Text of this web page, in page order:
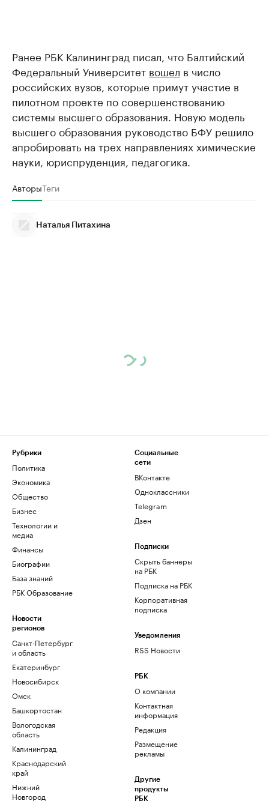
Ранее РБК Калининград писал, что Балтийский
Федеральный Университет вошел в число
российских вузов, которые примут участие в
пилотном проекте по совершенствованию
системы высшего образования. Новую модель
высшего образования руководство БФУ решило
апробировать на трех направлениях химические
науки, юриспруденция, педагогика.
АвторыТеги
Наталья Питахина
Рубрики
Политика
Экономика
Общество
Бизнес
Технологии и
медиа
Финансы
Биографии
База знаний
РБК Образование
Новости
регионов
Санкт-Петербург
и область
Екатеринбург
Новосибирск
Омск
Башкортостан
Вологодская
область
Калининград
Краснодарский
край
Нижний
Новгород
Социальные
сети
ВКонтакте
Одноклассники
Telegram
Дзен
Подписки
Скрыть баннеры
на РБК
Подписка на РБК
Корпоративная
подписка
Уведомления
RSS Новости
РБК
О компании
Контактная
информация
Редакция
Размещение
рекламы
Другие
продукты
РБК